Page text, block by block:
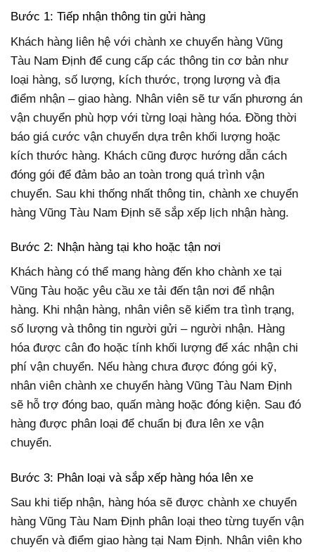
Bước 1: Tiếp nhận thông tin gửi hàng
Khách hàng liên hệ với chành xe chuyển hàng Vũng
Tàu Nam Định để cung cấp các thông tin cơ bản như
loại hàng, số lượng, kích thước, trọng lượng và địa
điểm nhận – giao hàng. Nhân viên sẽ tư vấn phương án
vận chuyển phù hợp với từng loại hàng hóa. Đồng thời
báo giá cước vận chuyển dựa trên khối lượng hoặc
kích thước hàng. Khách cũng được hướng dẫn cách
đóng gói để đảm bảo an toàn trong quá trình vận
chuyển. Sau khi thống nhất thông tin, chành xe chuyển
hàng Vũng Tàu Nam Định sẽ sắp xếp lịch nhận hàng.
Bước 2: Nhận hàng tại kho hoặc tận nơi
Khách hàng có thể mang hàng đến kho chành xe tại
Vũng Tàu hoặc yêu cầu xe tải đến tận nơi để nhận
hàng. Khi nhận hàng, nhân viên sẽ kiểm tra tình trạng,
số lượng và thông tin người gửi – người nhận. Hàng
hóa được cân đo hoặc tính khối lượng để xác nhận chi
phí vận chuyển. Nếu hàng chưa được đóng gói kỹ,
nhân viên chành xe chuyển hàng Vũng Tàu Nam Định
sẽ hỗ trợ đóng bao, quấn màng hoặc đóng kiện. Sau đó
hàng được phân loại để chuẩn bị đưa lên xe vận
chuyển.
Bước 3: Phân loại và sắp xếp hàng hóa lên xe
Sau khi tiếp nhận, hàng hóa sẽ được chành xe chuyển
hàng Vũng Tàu Nam Định phân loại theo từng tuyến vận
chuyển và điểm giao hàng tại Nam Định. Nhân viên kho